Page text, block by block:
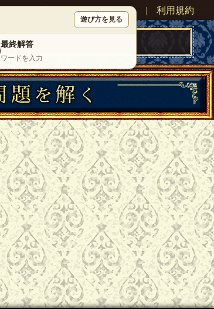
|お問い合わせ|利用規約
遊び方を見る
最終解答
ワードを入力